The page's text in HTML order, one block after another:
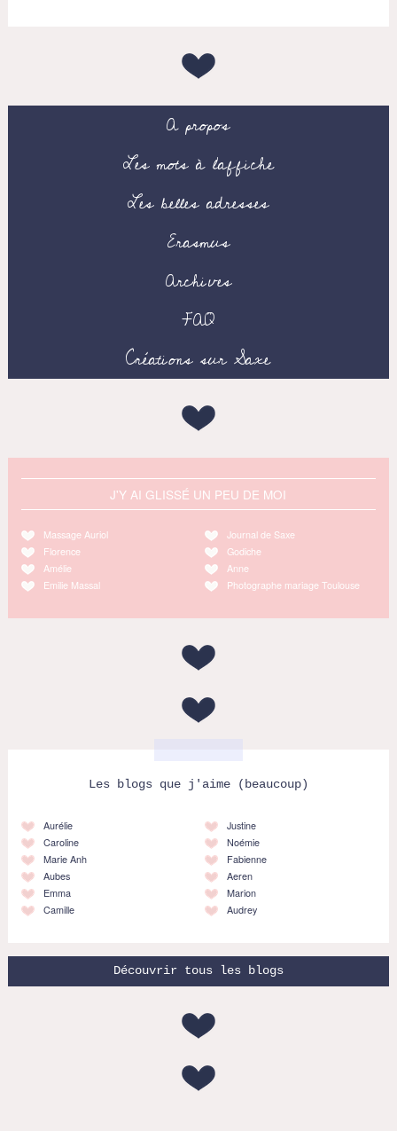
A propos
Les mots à l’affiche
Les belles adresses
Erasmus
Archives
FAQ
Créations sur Saxe
J'Y AI GLISSÉ UN PEU DE MOI
Massage Auriol
Florence
Amélie
Emilie Massal
Journal de Saxe
Godiche
Anne
Photographe mariage Toulouse
Les blogs que j'aime (beaucoup)
Aurélie
Caroline
Marie Anh
Aubes
Emma
Camille
Justine
Noémie
Fabienne
Aeren
Marion
Audrey
Découvrir tous les blogs